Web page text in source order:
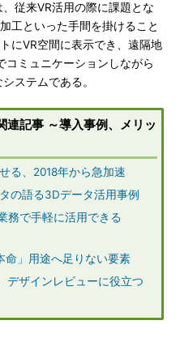
従来VR活用の際に課題とな
工といった手間を掛けること
にVR空間に表示でき、遠隔地
コミュニケーションしながら
ステムである。
連記事 ～導入事例、メリッ
る、2018年から急加速
の語る3Dデータ活用事例
務で手軽に活用できる
命」用途へ足りない要素
デザインレビューに役立つ